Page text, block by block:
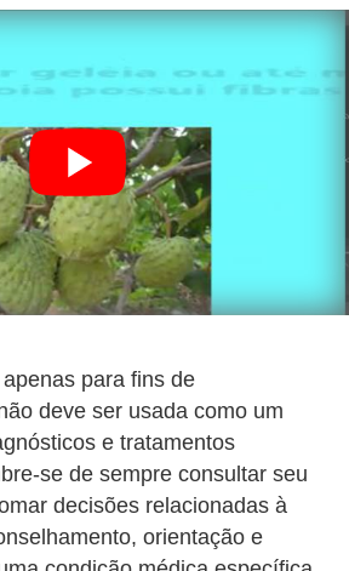
para fins de
deve ser usada como um
e tratamentos
se de sempre consultar seu
decisões relacionadas à
orientação e